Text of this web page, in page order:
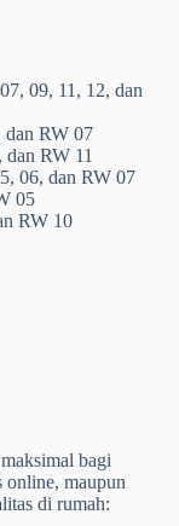
09, 11, 12, dan
dan RW 07
RW 11
06, dan RW 07
05
RW 10
bagi
online, maupun
di rumah: